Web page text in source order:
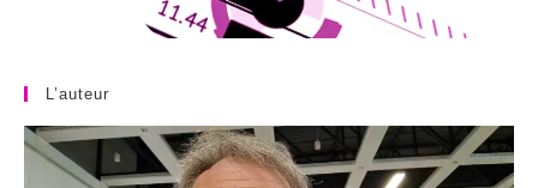
L’auteur